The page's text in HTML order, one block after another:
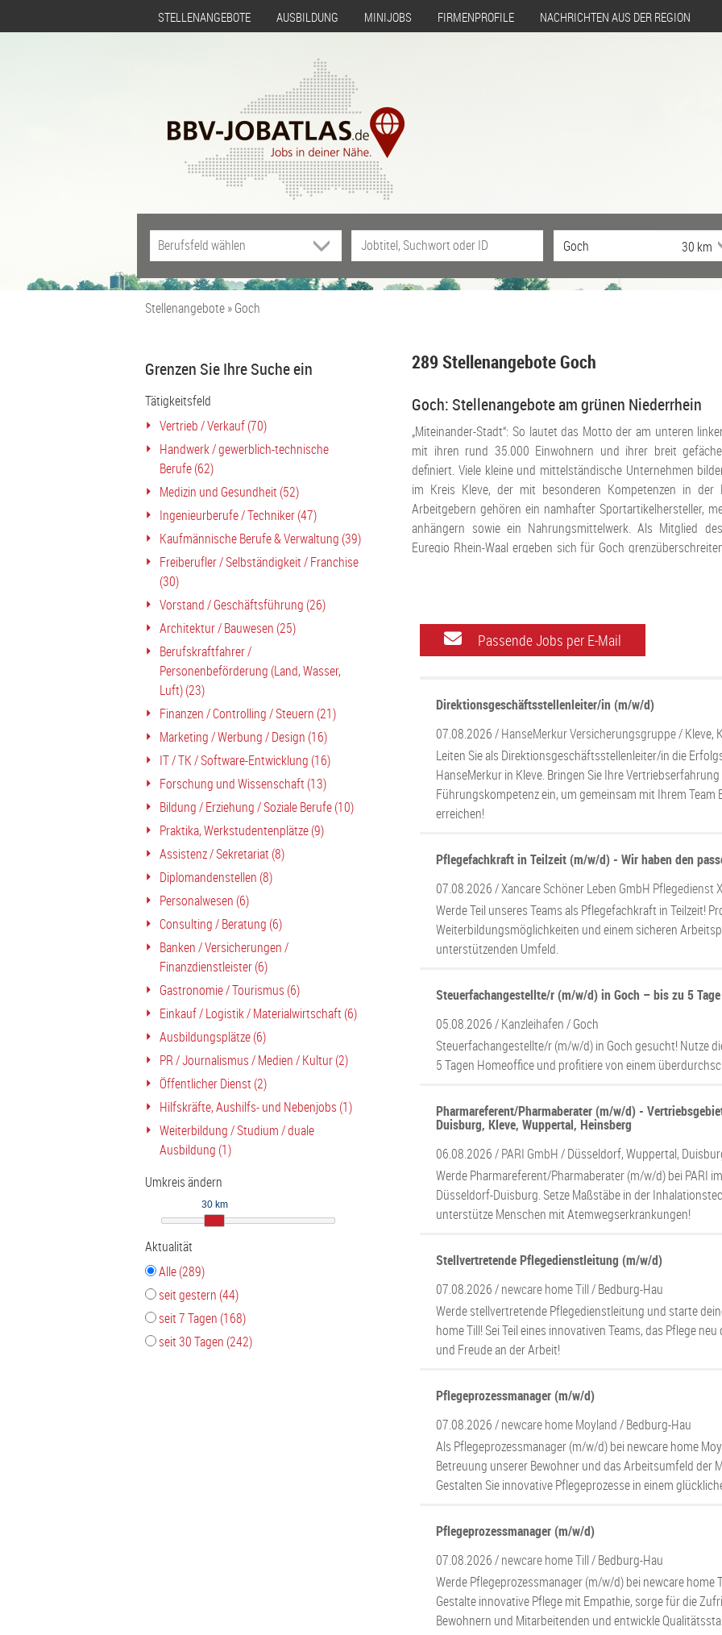
STELLENANGEBOTE AUSBILDUNG MINIJOBS FIRMENPROFILE NACHRICHTEN AUS DER REGION
Stellenangebote Goch
Grenzen Sie Ihre Suche ein
Tätigkeitsfeld
Vertrieb / Verkauf (70)
Handwerk / gewerblich-technische
Berufe (62)
Medizin und Gesundheit (52)
Ingenieurberufe / Techniker (47)
Kaufmännische Berufe & Verwaltung (39)
Freiberufler / Selbständigkeit / Franchise
(30)
Vorstand / Geschäftsführung (26)
Architektur / Bauwesen (25)
Berufskraftfahrer /
Personenbeförderung (Land, Wasser,
Luft) (23)
Finanzen / Controlling / Steuern (21)
Marketing / Werbung / Design (16)
IT / TK / Software-Entwicklung (16)
Forschung und Wissenschaft (13)
Bildung / Erziehung / Soziale Berufe (10)
Praktika, Werkstudentenplätze (9)
Assistenz / Sekretariat (8)
Diplomandenstellen (8)
Personalwesen (6)
Consulting / Beratung (6)
Banken / Versicherungen /
Finanzdienstleister (6)
Gastronomie / Tourismus (6)
Einkauf / Logistik / Materialwirtschaft (6)
Ausbildungsplätze (6)
PR / Journalismus / Medien / Kultur (2)
Öffentlicher Dienst (2)
Hilfskräfte, Aushilfs- und Nebenjobs (1)
Weiterbildung / Studium / duale
Ausbildung (1)
Umkreis ändern
30 km
Aktualität
Alle (289)
seit gestern (44)
seit 7 Tagen (168)
seit 30 Tagen (242)
289 Stellenangebote Goch
Goch: Stellenangebote am grünen Niederrhein
„Miteinander-Stadt“: So lautet das Motto der am unteren
mit ihren rund 35.000 Einwohnern und ihrer breit
definiert. Viele kleine und mittelständische Unternehmen
im Kreis Kleve, der mit besonderen Kompetenzen in
Arbeitgebern gehören ein namhafter Sportartikelhersteller,
anhängern sowie ein Nahrungsmittelwerk. Als Mitglied
Euregio Rhein-Waal ergeben sich für Goch
Zwischen Ruhrgebiet und Randstad Holland
Gleich zwei Anschlussstellen hat die Autobahn A57 in
Kleve bis an die pfälzische Grenze zu Frankreich reicht.
als auch die Region. Der internationale Flughafen Weeze
der Bahn sind Direktfahrten zum Beispiel nach Kleve, Krefeld
Alle Schulformen in einer Stadt
Besonders für Familien gilt Goch als lebenswerter Ort. Alle
ein Freizeitspaßbad mit Sauna-Arrangements und
Sehenswürdigkeiten, ein Klostergut und Theaterbühnen.
stillgelegten Öl- und Getreidemühle, in der
Gastronomiebetriebe und gut sortierte Geschäfte prägen den
Passende Jobs per E-Mail
Direktionsgeschäftsstellenleiter/in (m/w/d)
07.08.2026 /HanseMerkur Versicherungsgruppe/ Kleve,
Leiten Sie als Direktionsgeschäftsstellenleiter/in die
HanseMerkur in Kleve. Bringen Sie Ihre
Führungskompetenz ein, um gemeinsam mit Ihrem Team
erreichen!
Pflegefachkraft in Teilzeit (m/w/d) - Wir haben den
07.08.2026 /Xancare Schöner Leben GmbH Pflegedienst
Werde Teil unseres Teams als Pflegefachkraft in Teilzeit!
Weiterbildungsmöglichkeiten und einem sicheren
unterstützenden Umfeld.
Steuerfachangestellte/r (m/w/d) in Goch – bis zu 5
05.08.2026 /Kanzleihafen/ Goch
Steuerfachangestellte/r (m/w/d) in Goch gesucht! Nutze
5 Tagen Homeoffice und profitiere von einem
Pharmareferent/Pharmaberater (m/w/d) -
Duisburg, Kleve, Wuppertal, Heinsberg
06.08.2026 /PARI GmbH/ Düsseldorf, Wuppertal,
Werde Pharmareferent/Pharmaberater (m/w/d) bei PARI
Düsseldorf-Duisburg. Setze Maßstäbe in der
unterstütze Menschen mit Atemwegserkrankungen!
Stellvertretende Pflegedienstleitung (m/w/d)
07.08.2026 /newcare home Till/ Bedburg-Hau
Werde stellvertretende Pflegedienstleitung und starte
home Till! Sei Teil eines innovativen Teams, das Pflege
und Freude an der Arbeit!
Pflegeprozessmanager (m/w/d)
07.08.2026 /newcare home Moyland/ Bedburg-Hau
Als Pflegeprozessmanager (m/w/d) bei newcare home
Betreuung unserer Bewohner und das Arbeitsumfeld der
Gestalten Sie innovative Pflegeprozesse in einem
Pflegeprozessmanager (m/w/d)
07.08.2026 /newcare home Till/ Bedburg-Hau
Werde Pflegeprozessmanager (m/w/d) bei newcare home
Gestalte innovative Pflege mit Empathie, sorge für die
Bewohnern und Mitarbeitenden und entwickle